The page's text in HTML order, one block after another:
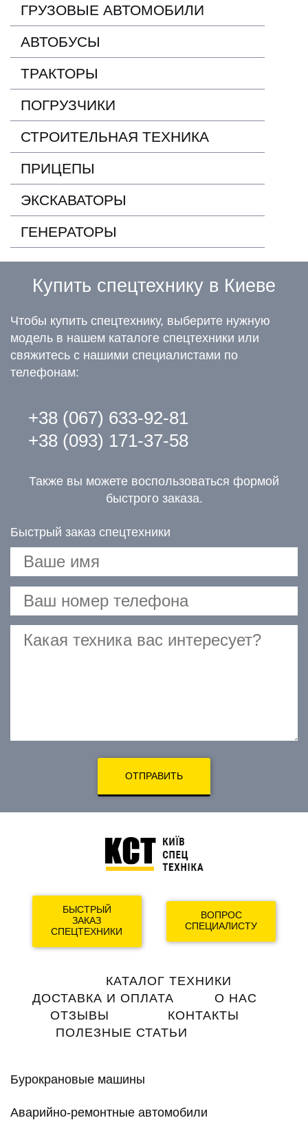
ГРУЗОВЫЕ АВТОМОБИЛИ
АВТОБУСЫ
ТРАКТОРЫ
ПОГРУЗЧИКИ
СТРОИТЕЛЬНАЯ ТЕХНИКА
ПРИЦЕПЫ
ЭКСКАВАТОРЫ
ГЕНЕРАТОРЫ
Купить спецтехнику в Киеве
Чтобы купить спецтехнику, выберите нужную
модель в нашем каталоге спецтехники или
свяжитесь с нашими специалистами по
телефонам:
+38 (067) 633-92-81
+38 (093) 171-37-58
Также вы можете воспользоваться формой
быстрого заказа.
Быстрый заказ спецтехники
ОТПРАВИТЬ
БЫСТРЫЙ
ЗАКАЗ
СПЕЦТЕХНИКИ
ВОПРОС
СПЕЦИАЛИСТУ
navigation
КАТАЛОГ ТЕХНИКИ
ДОСТАВКА И ОПЛАТА
О НАС
ОТЗЫВЫ
КОНТАКТЫ
ПОЛЕЗНЫЕ СТАТЬИ
Бурокрановые машины
Аварийно-ремонтные автомобили